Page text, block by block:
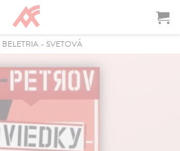
BELETRIA- SVETOVÁ